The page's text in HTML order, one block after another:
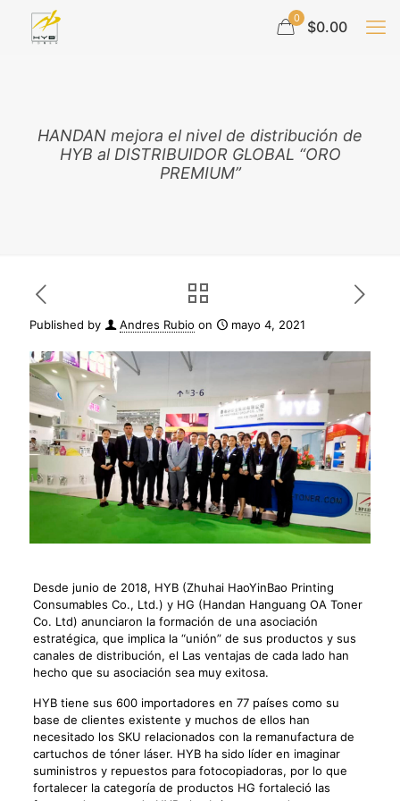
0 $0.00
HANDAN mejora el nivel de distribución de
HYB al DISTRIBUIDOR GLOBAL “ORO
PREMIUM”
Published by Andres Rubio on mayo 4, 2021
Desde junio de 2018, HYB (Zhuhai HaoYinBao Printing
Consumables Co., Ltd.) y HG (Handan Hanguang OA Toner
Co. Ltd) anunciaron la formación de una asociación
estratégica, que implica la “unión” de sus productos y sus
canales de distribución, el Las ventajas de cada lado han
hecho que su asociación sea muy exitosa.
HYB tiene sus 600 importadores en 77 países como su
base de clientes existente y muchos de ellos han
necesitado los SKU relacionados con la remanufactura de
cartuchos de tóner láser. HYB ha sido líder en imaginar
suministros y repuestos para fotocopiadoras, por lo que
fortalecer la categoría de productos HG fortaleció las